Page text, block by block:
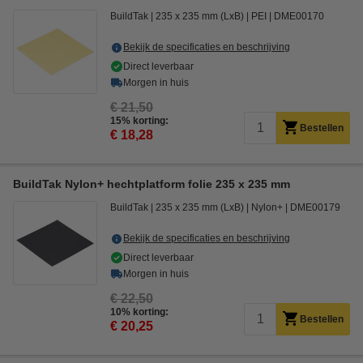
BuildTak 235 x 235 mm (LxB) PEI DME00170
Bekijk de specificaties en beschrijving
Direct leverbaar
Morgen in huis
€ 21,50
15% korting:
€ 18,28 Bestellen
BuildTak Nylon+ hechtplatform folie 235 x 235 mm
BuildTak 235 x 235 mm (LxB) Nylon+ DME00179
Bekijk de specificaties en beschrijving
Direct leverbaar
Morgen in huis
€ 22,50
10% korting:
€ 20,25 Bestellen